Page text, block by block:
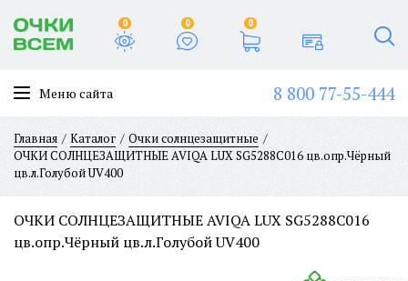
0 0 0
Меню сайта 8 800 77-55-444
Главная Каталог
Очки солнцезащитные
ОЧКИ СОЛНЦЕЗАЩИТНЫЕ AVIQA LUX SG5288C016 цв.опр.Чёрный
цв.л.Голубой UV400
ОЧКИ СОЛНЦЕЗАЩИТНЫЕ AVIQA LUX SG5288C016
цв.опр.Чёрный цв.л.Голубой UV400